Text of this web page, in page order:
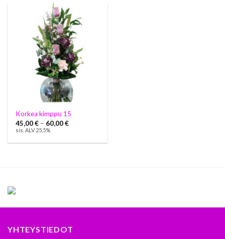
Korkea kimppu 15
45,00€ – 60,00€
sis. ALV 25,5%
YHTEYSTIEDOT